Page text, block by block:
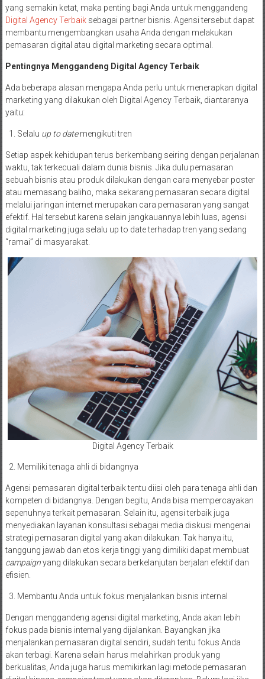
yang semakin ketat, maka penting bagi Anda untuk menggandeng
Digital Agency Terbaiksebagai partner bisnis. Agensi tersebut dapat
membantu mengembangkan usaha Anda dengan melakukan
pemasaran digital atau digital marketing secara optimal.
Pentingnya Menggandeng Digital Agency Terbaik
Ada beberapa alasan mengapa Anda perlu untuk menerapkan digital
marketing yang dilakukan oleh Digital Agency Terbaik, diantaranya
yaitu:
Selalu up to datemengikuti tren
Setiap aspek kehidupan terus berkembang seiring dengan perjalanan
waktu, tak terkecuali dalam dunia bisnis. Jika dulu pemasaran
sebuah bisnis atau produk dilakukan dengan cara menyebar poster
atau memasang baliho, maka sekarang pemasaran secara digital
melalui jaringan internet merupakan cara pemasaran yang sangat
efektif. Hal tersebut karena selain jangkauannya lebih luas, agensi
digital marketing juga selalu up to date terhadap tren yang sedang
“ramai” di masyarakat.
Digital Agency Terbaik
Memiliki tenaga ahli di bidangnya
Agensi pemasaran digital terbaik tentu diisi oleh para tenaga ahli dan
kompeten di bidangnya. Dengan begitu, Anda bisa mempercayakan
sepenuhnya terkait pemasaran. Selain itu, agensi terbaik juga
menyediakan layanan konsultasi sebagai media diskusi mengenai
strategi pemasaran digital yang akan dilakukan. Tak hanya itu,
tanggung jawab dan etos kerja tinggi yang dimiliki dapat membuat
campaignyang dilakukan secara berkelanjutan berjalan efektif dan
efisien.
Membantu Anda untuk fokus menjalankan bisnis internal
Dengan menggandeng agensi digital marketing, Anda akan lebih
fokus pada bisnis internal yang dijalankan. Bayangkan jika
menjalankan pemasaran digital sendiri, sudah tentu fokus Anda
akan terbagi. Karena selain harus melahirkan produk yang
berkualitas, Anda juga harus memikirkan lagi metode pemasaran